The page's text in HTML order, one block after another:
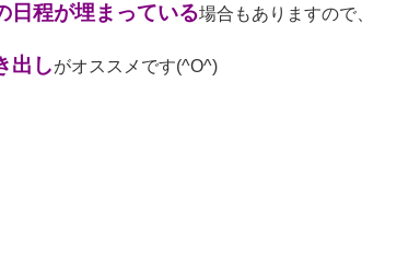
日程が埋まっている場合もありますので、
出しがオススメです(^O^)